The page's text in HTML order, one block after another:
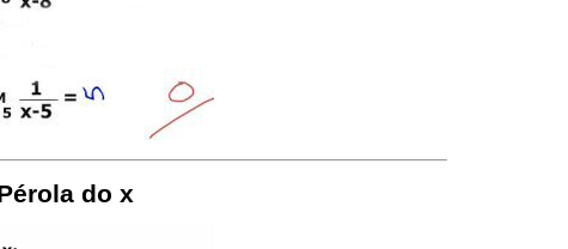
do x